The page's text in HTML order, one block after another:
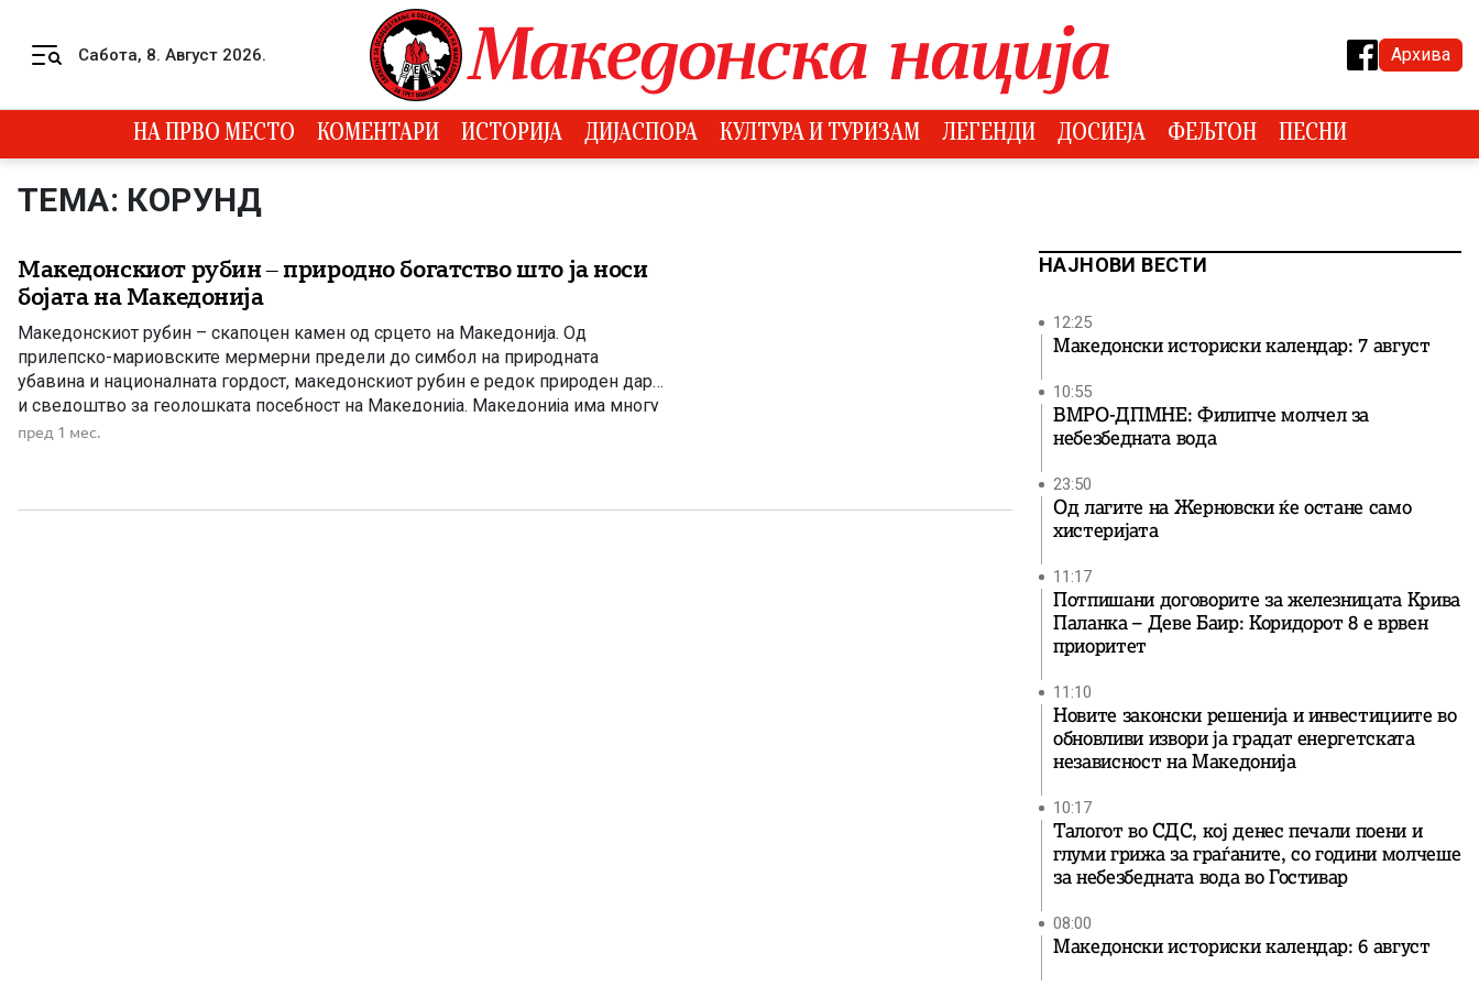
Сабота, 8. Август 2026. Архива
НА ПРВО МЕСТО КОМЕНТАРИ ИСТОРИЈА ДИЈАСПОРА КУЛТУРА И ТУРИЗАМ ЛЕГЕНДИ ДОСИЕЈА ФЕЉТОН ПЕСНИ
ТЕМА: КОРУНД
Македонскиот рубин – природно богатство што ја носи
бојата на Македонија
Македонскиот рубин – скапоцен камен од срцето на Македонија. Од
прилепско-мариовските мермерни предели до симбол на природната
убавина и националната гордост, македонскиот рубин е редок природен дар
и сведоштво за геолошката посебност на Македонија. Македонија има многу
симболи по кои се препознава – сонцето, планините, езерата, манастирите,
пред 1 мес.
НАЈНОВИ ВЕСТИ
12:25
Македонски историски календар: 7 август
10:55
ВМРО-ДПМНЕ: Филипче молчел за
небезбедната вода
23:50
Од лагите на Жерновски ќе остане само
хистеријата
11:17
Потпишани договорите за железницата Крива
Паланка – Деве Баир: Коридорот 8 е врвен
приоритет
11:10
Новите законски решенија и инвестициите во
обновливи извори ја градат енергетската
независност на Македонија
10:17
Талогот во СДС, кој денес печали поени и
глуми грижа за граѓаните, со години молчеше
за небезбедната вода во Гостивар
08:00
Македонски историски календар: 6 август